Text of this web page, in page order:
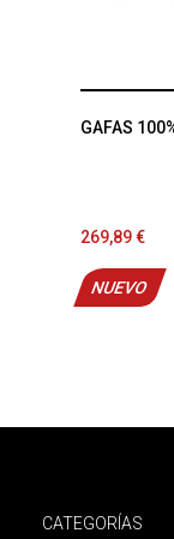
GAFAS
269,89 €
NUEVO
CATEGORÍAS